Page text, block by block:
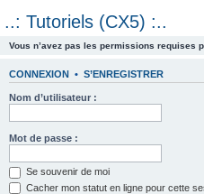
..: Tutoriels (CX5) :..
Vous n’avez pas les permissions requises
CONNEXION • S’ENREGISTRER
Nom d’utilisateur :
Mot de passe :
Se souvenir de moi
Cacher mon statut en ligne pour cette